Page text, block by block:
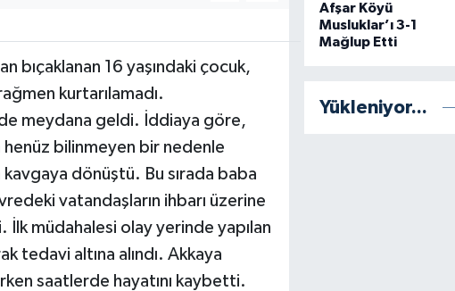
bıçaklanan 16 yaşındaki çocuk,
kurtarılamadı.
meydana geldi. İddiaya göre,
henüz bilinmeyen bir nedenle
kavgaya dönüştü. Bu sırada baba
vatandaşların ihbarı üzerine
müdahalesi olay yerinde yapılan
tedavi altına alındı. Akkaya
saatlerde hayatını kaybetti.
Afşar Köyü
Musluklar’ı 3-1
Mağlup Etti
Yükleniyor...